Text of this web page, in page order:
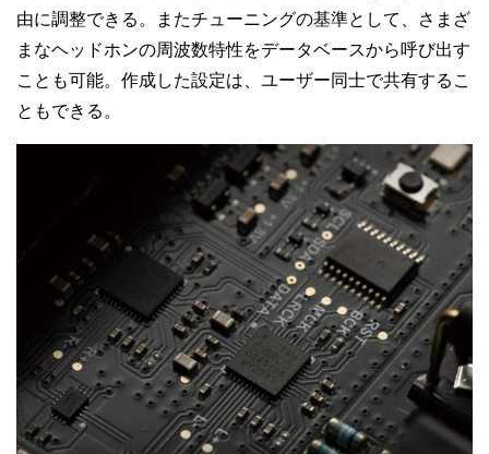
由に調整できる。またチューニングの基準として、さまざ
まなヘッドホンの周波数特性をデータベースから呼び出す
ことも可能。作成した設定は、ユーザー同士で共有するこ
ともできる。